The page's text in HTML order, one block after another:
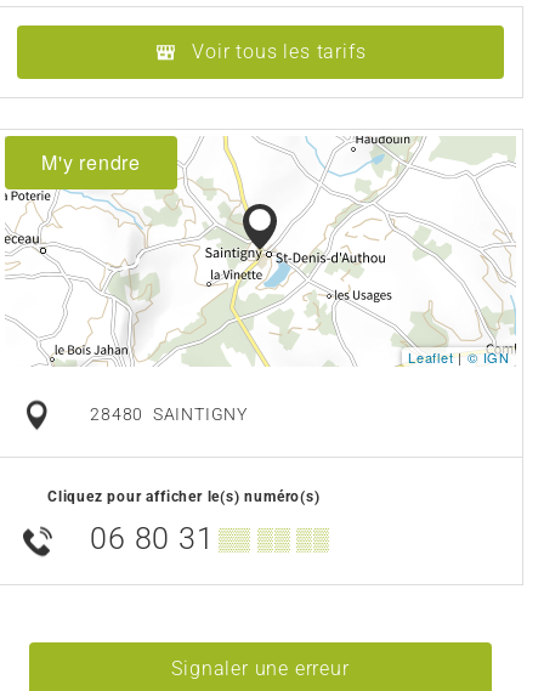
Voir tous les tarifs
M'y rendre
Leaflet|© IGN
28480 SAINTIGNY
Cliquez pour afficher le(s) numéro(s)
06 80 31 ▒▒ ▒▒ ▒▒
Signaler une erreur